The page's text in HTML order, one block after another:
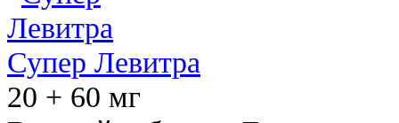
Супер Левитра
20 + 60 мг